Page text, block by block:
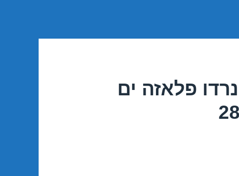
פלאזה ים